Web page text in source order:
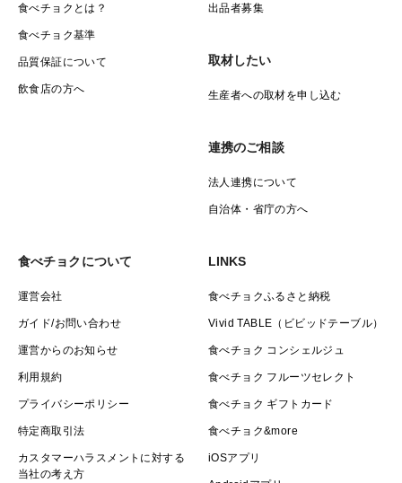
食べチョクとは？
食べチョク基準
品質保証について
飲食店の方へ
出品者募集
取材したい
生産者への取材を申し込む
連携のご相談
法人連携について
自治体・省庁の方へ
食べチョクについて
運営会社
ガイド/お問い合わせ
運営からのお知らせ
利用規約
プライバシーポリシー
特定商取引法
カスタマーハラスメントに対する
当社の考え方
LINKS
食べチョクふるさと納税
Vivid TABLE（ビビッドテーブル）
食べチョク コンシェルジュ
食べチョク フルーツセレクト
食べチョク ギフトカード
食べチョク&more
iOSアプリ